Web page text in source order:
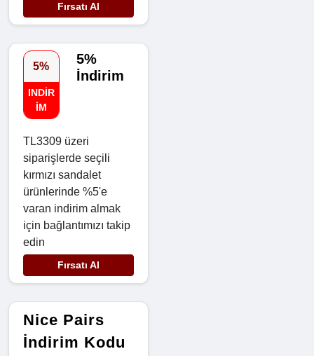
Fırsatı Al
5%
INDIR
IM
5%
İndirim
TL3309 üzeri
siparişlerde seçili
kırmızı sandalet
ürünlerinde %5'e
varan indirim almak
için bağlantımızı takip
edin
Fırsatı Al
Nice Pairs
İndirim Kodu